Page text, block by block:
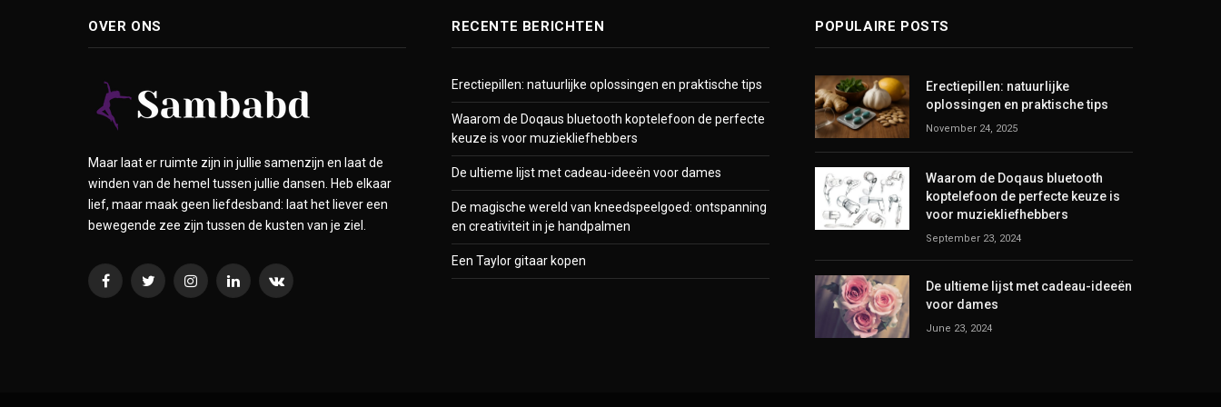
OVER ONS
Maar laat er ruimte zijn in jullie samenzijn en laat de
winden van de hemel tussen jullie dansen. Heb elkaar
lief, maar maak geen liefdesband: laat het liever een
bewegende zee zijn tussen de kusten van je ziel.
FacebookTwitterInstagramLinkedInVKontakte
RECENTE BERICHTEN
Erectiepillen: natuurlijke oplossingen en praktische tips
Waarom de Doqaus bluetooth koptelefoon de perfecte
keuze is voor muziekliefhebbers
De ultieme lijst met cadeau-ideeën voor dames
De magische wereld van kneedspeelgoed: ontspanning
en creativiteit in je handpalmen
Een Taylor gitaar kopen
POPULAIRE POSTS
Erectiepillen: natuurlijke
oplossingen en praktische tips
November 24, 2025
Waarom de Doqaus bluetooth
koptelefoon de perfecte keuze is
voor muziekliefhebbers
September 23, 2024
De ultieme lijst met cadeau-ideeën
voor dames
June 23, 2024